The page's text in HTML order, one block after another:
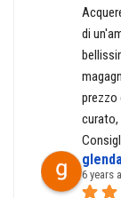
di
prezzo
6 years